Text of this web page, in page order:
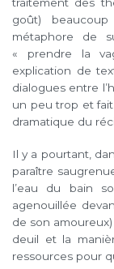
goût)
métaphore de
« prendre la
explication de
dialogues entre
un peu trop et
dramatique du
Il y a pourtant,
paraître
l’eau du bain
agenouillée
de son
deuil et la
ressources pour